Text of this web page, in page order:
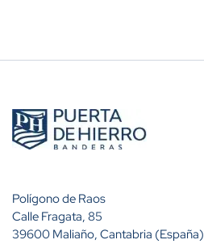
Polígono de Raos
Calle Fragata, 85
39600 Maliaño, Cantabria (España)